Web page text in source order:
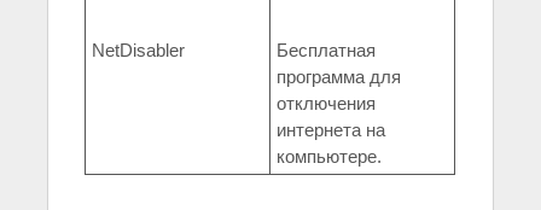
NetDisabler
Бесплатная
программа для
отключения
интернета на
компьютере.